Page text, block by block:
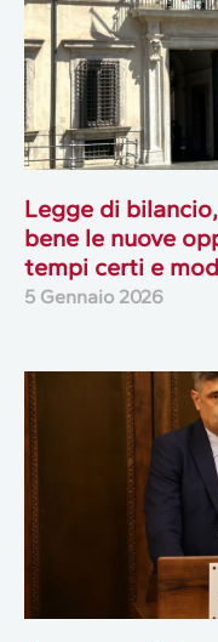
Legge di
bene le nuove
tempi certi e
5 Gennaio 2026